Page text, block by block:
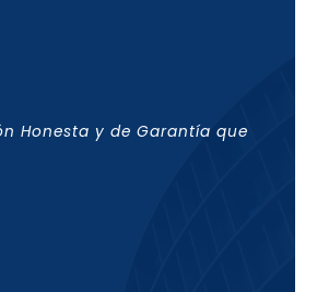
Honesta y de Garantía que